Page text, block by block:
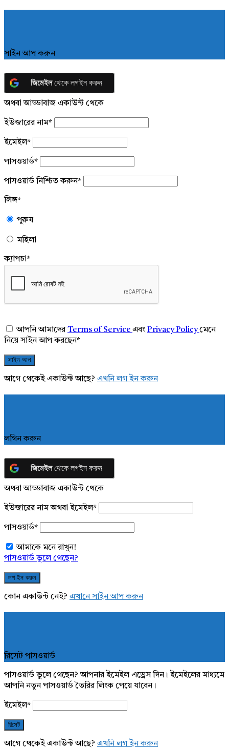
সাইন আপ করুন
জিমেইলথেকে লগইন করুন
অথবা আড্ডাবাজ একাউন্ট থেকে
ইউজারের নাম*
ইমেইল*
পাসওয়ার্ড*
পাসওয়ার্ড নিশ্চিত করুন*
লিঙ্গ*
পুরুষ
মহিলা
ক্যাপচা*
আপনি আমাদেরTerms of Service এবং Privacy Policyমেনে
নিয়ে সাইন আপ করছেন*
আগে থেকেই একাউন্ট আছে? এখনি লগ ইন করুন
লগিন করুন
জিমেইলথেকে লগইন করুন
অথবা আড্ডাবাজ একাউন্ট থেকে
ইউজারের নাম অথবা ইমেইল*
পাসওয়ার্ড*
আমাকে মনে রাখুন!
পাসওয়ার্ড ভুলে গেছেন?
কোন একাউন্ট নেই? এখানে সাইন আপ করুন
রিসেট পাসওয়ার্ড
পাসওয়ার্ড ভুলে গেছেন? আপনার ইমেইল এড্রেস দিন। ইমেইলের মাধ্যমে
আপনি নতুন পাসওয়ার্ড তৈরির লিংক পেয়ে যাবেন।
ইমেইল*
আগে থেকেই একাউন্ট আছে? এখনি লগ ইন করুন